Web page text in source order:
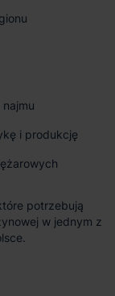
i produkcję
potrzebują
w jednym z